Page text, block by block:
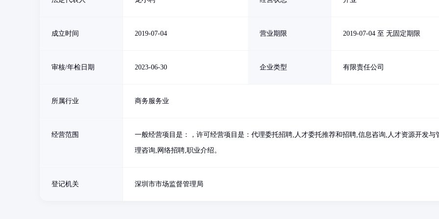
成立时间 2019-07-04 营业期限 2019-07-04 至 无固定期限
审核/年检日期 2023-06-30 企业类型 有限责任公司
所属行业 商务服务业
经营范围 一般经营项目是：，许可经营项目是：代理委托招聘,人才委托推荐和招聘,信息咨询,人才资源开发与
理咨询,网络招聘,职业介绍。
登记机关 深圳市市场监督管理局